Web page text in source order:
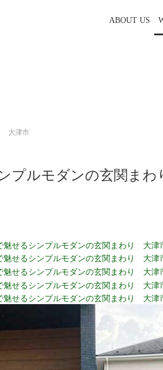
ABOUT US
大津市
プルモダンの玄関ま